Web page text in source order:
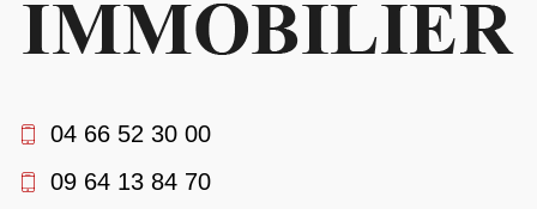
04 66 52 30 00
09 64 13 84 70